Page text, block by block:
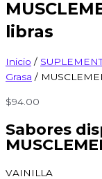
libras
Inicio /
Grasa /
$94.00
Sabores
VAINILLA